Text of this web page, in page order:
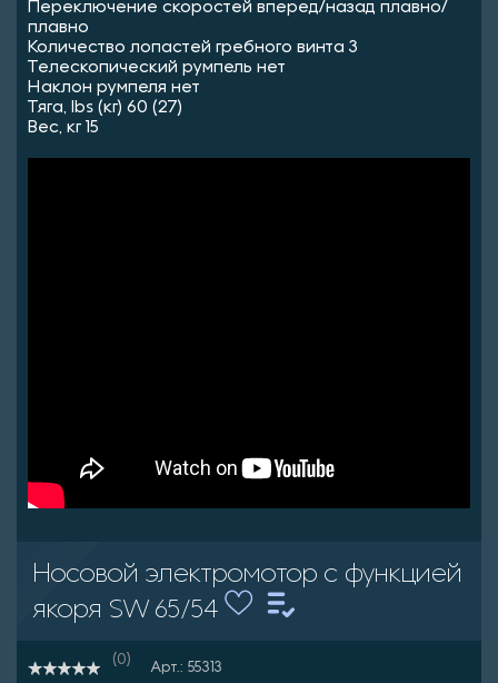
Переключение скоростей вперед/назад плавно/
плавно
Количество лопастей гребного винта 3
Телескопический румпель нет
Наклон румпеля нет
Тяга, lbs (кг) 60 (27)
Вес, кг 15
Носовой электромотор с функцией
якоря SW 65/54
(0)
Арт.: 55313